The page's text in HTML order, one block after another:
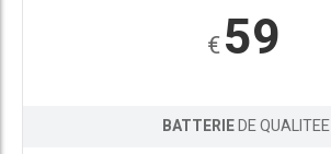
€59
BATTERIEDE QUALITEE